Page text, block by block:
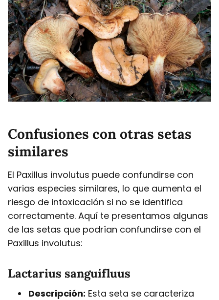
Confusiones con otras setas
similares
El Paxillus involutus puede confundirse con
varias especies similares, lo que aumenta el
riesgo de intoxicación si no se identifica
correctamente. Aquí te presentamos algunas
de las setas que podrían confundirse con el
Paxillus involutus:
Lactarius sanguifluus
Descripción: Esta seta se caracteriza